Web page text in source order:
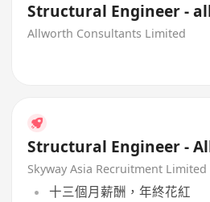
Structural Engineer -
Allworth Consultants Limited
Structural Engineer -
Skyway Asia Recruitment Limited
十三個月薪酬，年終花紅